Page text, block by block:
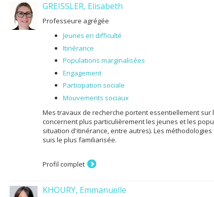
GREISSLER, Elisabeth
Professeure agrégée
Jeunes en difficulté
Itinérance
Populations marginalisées
Engagement
Participation sociale
Mouvements sociaux
Mes travaux de recherche portent essentiellement sur
concernent plus particulièrement les jeunes et les
situation d'itinérance, entre autres). Les
suis le plus familiarisée.
Profil complet
KHOURY, Emmanuelle